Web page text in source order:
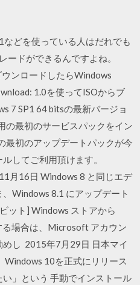
どを使っている人はだれでも
ードができるんですよね。
ンロードしたらWindows
1.0を使ってISOからブ
7 SP1 64 bitsの最新バージョ
の最初のサービスパックをイン
最初のアップデートパックが今
してご利用頂けます。
月16日 Windows 8 と同じエデ
Windows 8.1 にアップデート
ット] Windows ストアから
場合は、Microsoft アカウン
めし 2015年7月29日 日本マイ
10を正式にリリース
」という 手動でインストール